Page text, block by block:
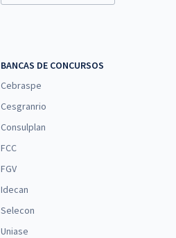
BANCAS DE CONCURSOS
Cebraspe
Cesgranrio
Consulplan
FCC
FGV
Idecan
Selecon
Uniase